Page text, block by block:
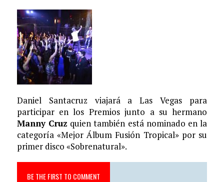
Daniel Santacruz viajará a Las Vegas para
participar en los Premios junto a su hermano
Manny Cruz quien también está nominado en la
categoría «Mejor Álbum Fusión Tropical» por su
primer disco «Sobrenatural».
BE THE FIRST TO COMMENT